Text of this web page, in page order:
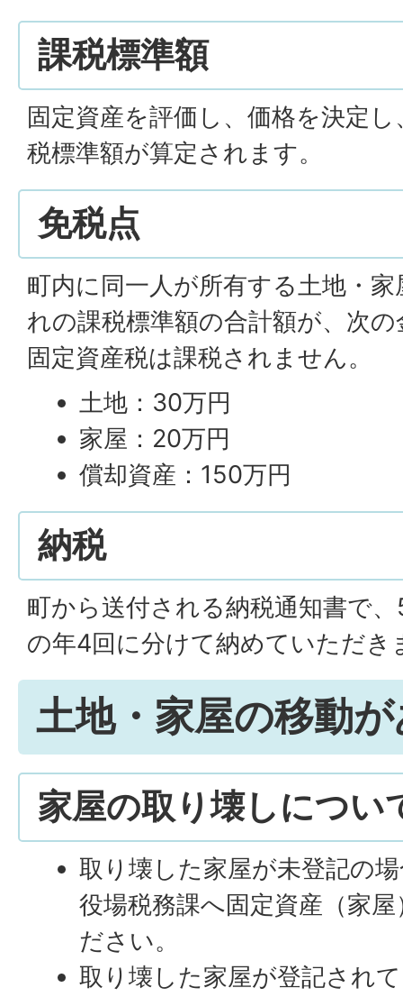
課税標準額
固定資産を評価し、価格を決定
税標準額が算定されます。
免税点
町内に同一人が所有する土地・
れの課税標準額の合計額が、次
固定資産税は課税されません。
土地：30万円
家屋：20万円
償却資産：150万円
納税
町から送付される納税通知書で
の年4回に分けて納めていただき
土地・家屋の移動
家屋の取り壊しについ
取り壊した家屋が未登記の
役場税務課へ固定資産（家
ださい。
取り壊した家屋が登記され